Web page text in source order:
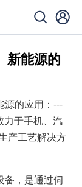
新能源的
源的应用：---
力于手机、汽
产工艺解决方
备，是通过伺